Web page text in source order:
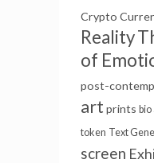
Crypto
Reality
of
post-
art prints
token Text
screen